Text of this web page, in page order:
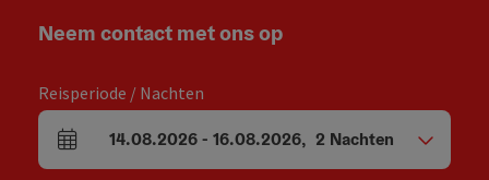
Neem contact met ons op
Reisperiode / Nachten
Velden voor aankomst en vertrek
14.08.2026- 16.08.2026, 2 Nachten